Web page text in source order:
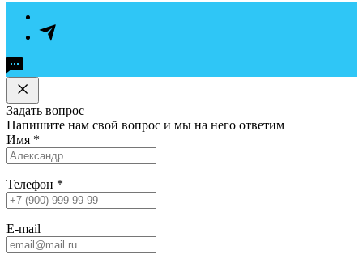
Задать вопрос
Напишите нам свой вопрос и мы на него ответим
Имя *
Телефон *
E-mail